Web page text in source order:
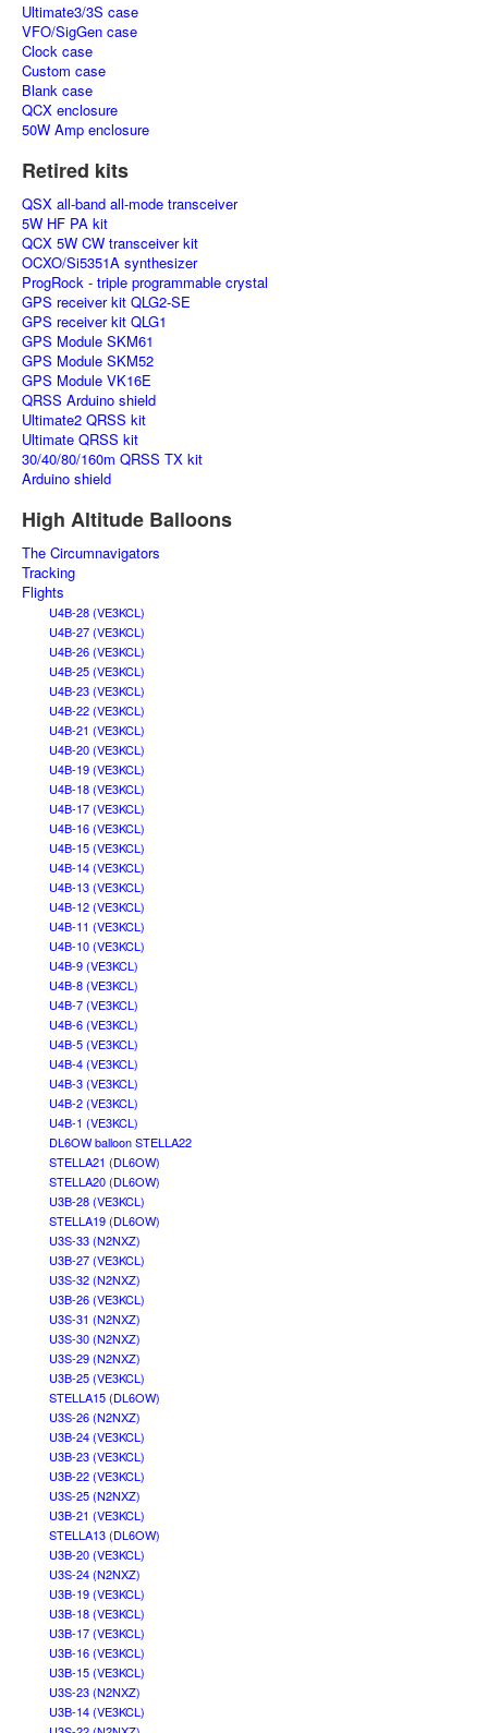
Ultimate3/3S case
VFO/SigGen case
Clock case
Custom case
Blank case
QCX enclosure
50W Amp enclosure
Retired kits
QSX all-band all-mode transceiver
5W HF PA kit
QCX 5W CW transceiver kit
OCXO/Si5351A synthesizer
ProgRock - triple programmable crystal
GPS receiver kit QLG2-SE
GPS receiver kit QLG1
GPS Module SKM61
GPS Module SKM52
GPS Module VK16E
QRSS Arduino shield
Ultimate2 QRSS kit
Ultimate QRSS kit
30/40/80/160m QRSS TX kit
Arduino shield
High Altitude Balloons
The Circumnavigators
Tracking
Flights
U4B-28 (VE3KCL)
U4B-27 (VE3KCL)
U4B-26 (VE3KCL)
U4B-25 (VE3KCL)
U4B-23 (VE3KCL)
U4B-22 (VE3KCL)
U4B-21 (VE3KCL)
U4B-20 (VE3KCL)
U4B-19 (VE3KCL)
U4B-18 (VE3KCL)
U4B-17 (VE3KCL)
U4B-16 (VE3KCL)
U4B-15 (VE3KCL)
U4B-14 (VE3KCL)
U4B-13 (VE3KCL)
U4B-12 (VE3KCL)
U4B-11 (VE3KCL)
U4B-10 (VE3KCL)
U4B-9 (VE3KCL)
U4B-8 (VE3KCL)
U4B-7 (VE3KCL)
U4B-6 (VE3KCL)
U4B-5 (VE3KCL)
U4B-4 (VE3KCL)
U4B-3 (VE3KCL)
U4B-2 (VE3KCL)
U4B-1 (VE3KCL)
DL6OW balloon STELLA22
STELLA21 (DL6OW)
STELLA20 (DL6OW)
U3B-28 (VE3KCL)
STELLA19 (DL6OW)
U3S-33 (N2NXZ)
U3B-27 (VE3KCL)
U3S-32 (N2NXZ)
U3B-26 (VE3KCL)
U3S-31 (N2NXZ)
U3S-30 (N2NXZ)
U3S-29 (N2NXZ)
U3B-25 (VE3KCL)
STELLA15 (DL6OW)
U3S-26 (N2NXZ)
U3B-24 (VE3KCL)
U3B-23 (VE3KCL)
U3B-22 (VE3KCL)
U3S-25 (N2NXZ)
U3B-21 (VE3KCL)
STELLA13 (DL6OW)
U3B-20 (VE3KCL)
U3S-24 (N2NXZ)
U3B-19 (VE3KCL)
U3B-18 (VE3KCL)
U3B-17 (VE3KCL)
U3B-16 (VE3KCL)
U3B-15 (VE3KCL)
U3S-23 (N2NXZ)
U3B-14 (VE3KCL)